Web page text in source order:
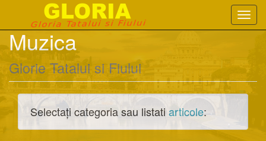
Muzica
Glorie Tatalui si Fiului
Selectați categoria sau listati articole: